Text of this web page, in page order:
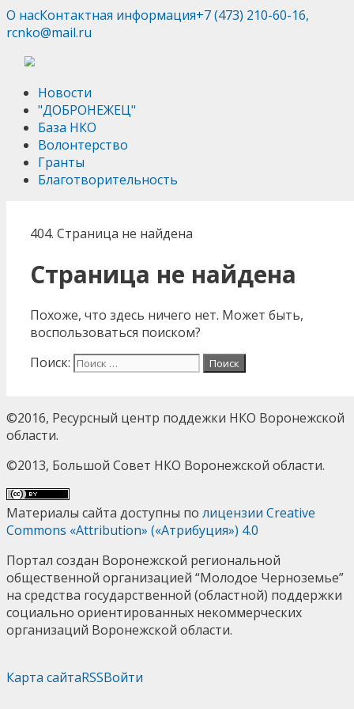
О насКонтактная информация+7 (473) 210-60-16,
rcnko@mail.ru
Новости
"ДОБРОНЕЖЕЦ"
База НКО
Волонтерство
Гранты
Благотворительность
404. Страница не найдена
Страница не найдена
Похоже, что здесь ничего нет. Может быть,
воспользоваться поиском?
Поиск:
©2016, Ресурсный центр поддежки НКО Воронежской
области.
©2013, Большой Совет НКО Воронежской области.
Материалы сайта доступны по лицензии Creative
Commons «Attribution» («Атрибуция») 4.0
Портал создан Воронежской региональной
общественной организацией “Молодое Черноземье”
на средства государственной (областной) поддержки
социально ориентированных некоммерческих
организаций Воронежской области.
Карта сайтаRSSВойти